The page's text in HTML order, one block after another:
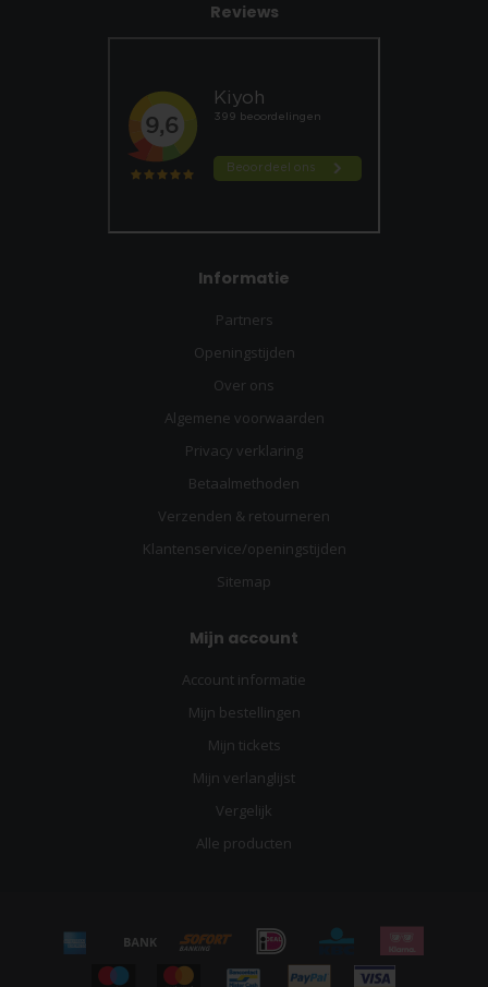
Reviews
Informatie
Partners
Openingstijden
Over ons
Algemene voorwaarden
Privacy verklaring
Betaalmethoden
Verzenden & retourneren
Klantenservice/openingstijden
Sitemap
Mijn account
Account informatie
Mijn bestellingen
Mijn tickets
Mijn verlanglijst
Vergelijk
Alle producten